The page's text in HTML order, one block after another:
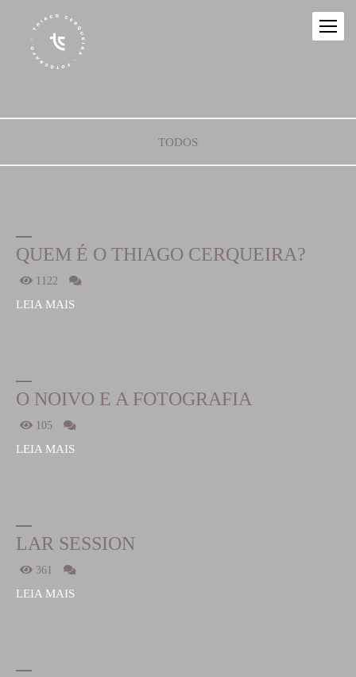
TODOS
QUEM É O THIAGO CERQUEIRA?
LEIA MAIS
1122
O NOIVO E A FOTOGRAFIA
LEIA MAIS
105
LAR SESSION
LEIA MAIS
361